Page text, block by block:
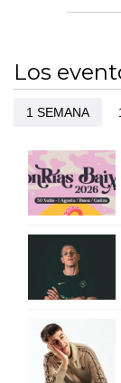
Los
1 SEMANA